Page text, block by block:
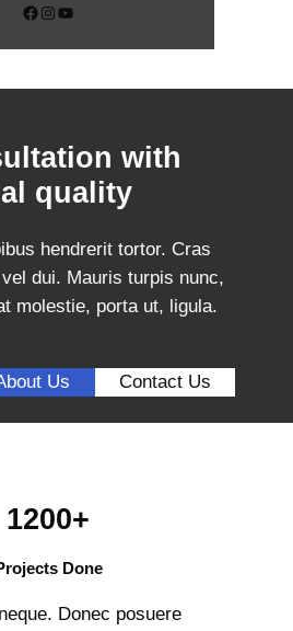
Facebook Instagram YouTube
with
quality
hendrerit tortor. Cras
dui. Mauris turpis nunc,
molestie, porta ut, ligula.
Us Contact Us
1200+
Done
Donec posuere